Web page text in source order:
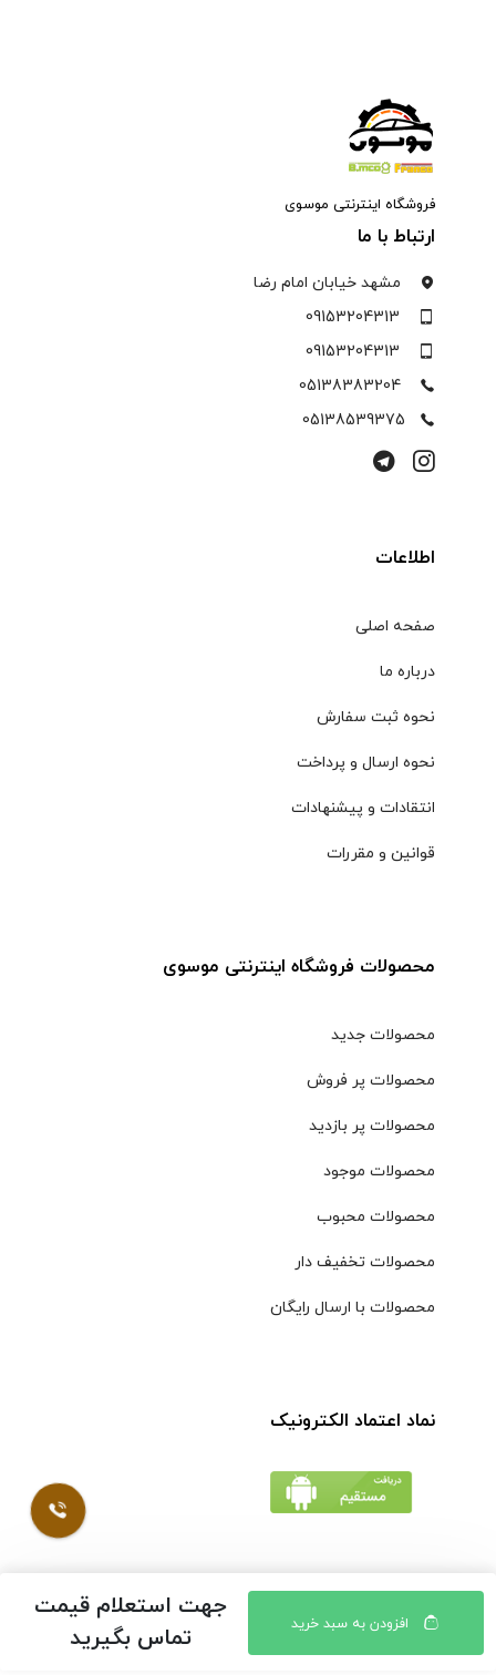
افزودن به سبد خرید
جهت استعلام قیمت
تماس بگیرید
فروشگاه اینترنتی موسوی
ارتباط با ما
مشهد خیابان امام رضا
09153204313
09153204313
05138383204
05138539375
اطلاعات
صفحه اصلی
درباره ما
نحوه ثبت سفارش
نحوه ارسال و پرداخت
انتقادات و پیشنهادات
قوانین و مقررات
محصولات فروشگاه اینترنتی موسوی
محصولات جدید
محصولات پر فروش
محصولات پر بازدید
محصولات موجود
محصولات محبوب
محصولات تخفیف دار
محصولات با ارسال رایگان
نماد اعتماد الکترونیک
© کلیه حقوق مادی و معنوی محتویات سایت فروشگاه اینترنتی
موسوی محفوظ است |
طراحی شده توسط ایلیاسیستم